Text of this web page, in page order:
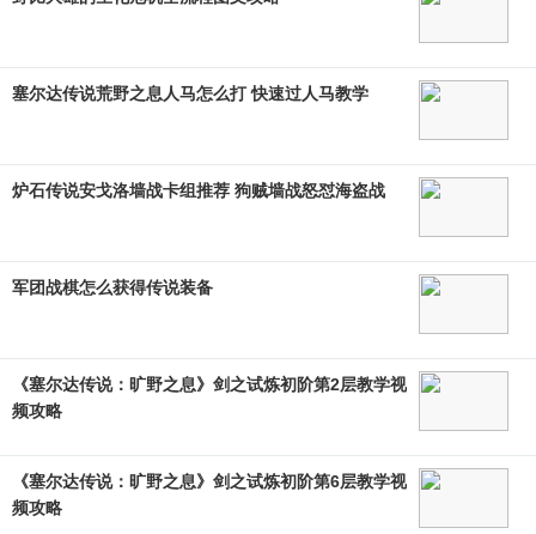
塞尔达传说荒野之息人马怎么打 快速过人马教学
炉石传说安戈洛墙战卡组推荐 狗贼墙战怒怼海盗战
军团战棋怎么获得传说装备
《塞尔达传说：旷野之息》剑之试炼初阶第2层教学视
频攻略
《塞尔达传说：旷野之息》剑之试炼初阶第6层教学视
频攻略